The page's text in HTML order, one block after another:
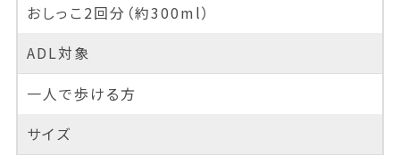
おしっこ2回分（約300ml）
ADL対象
一人で歩ける方
サイズ